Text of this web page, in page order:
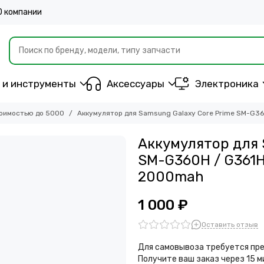
компании
инструменты Аксессуары Электроника
до 5000 Аккумулятор для Samsung Galaxy Core Prime SM-
Аккумулятор для
SM-G360H /
2000mah
1 000 ₽
Оставить отзыв
Для самовывоза требуется
Получите ваш заказ через 15